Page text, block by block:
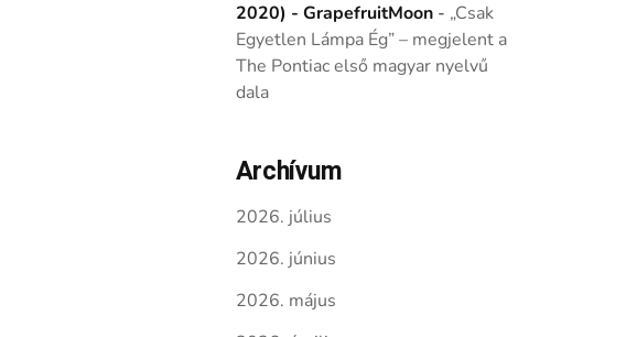
2020) - GrapefruitMoon- „Csak
Egyetlen Lámpa Ég” – megjelent a
The Pontiac első magyar nyelvű
dala
Archívum
2026. július
2026. június
2026. május